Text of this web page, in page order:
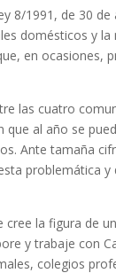
8/1991, de 30
domésticos y
en ocasiones,
las cuatro
al año se
Ante tamaña
problemática
la figura de
y trabaje con
colegios